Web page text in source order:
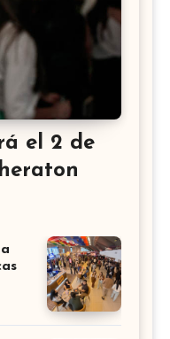
el 2 de